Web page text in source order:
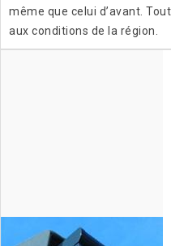
même que celui d’avant.
aux conditions de la région.